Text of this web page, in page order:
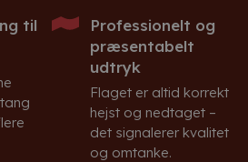
til
Professionelt og
præsentabelt
udtryk
Flaget er altid korrekt
hejst og nedtaget –
det signalerer kvalitet
og omtanke.